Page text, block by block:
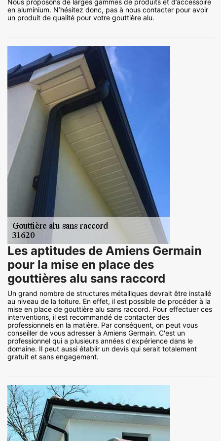
Nous proposons de larges gammes de produits et d’accessoire
en aluminium. N’hésitez donc, pas à nous contacter pour avoir
un produit de qualité pour votre gouttière alu.
Les aptitudes de Amiens Germain
pour la mise en place des
gouttières alu sans raccord
Un grand nombre de structures métalliques devrait être installé
au niveau de la toiture. En effet, il est possible de procéder à la
mise en place de gouttière alu sans raccord. Pour effectuer ces
interventions, il est recommandé de contacter des
professionnels en la matière. Par conséquent, on peut vous
conseiller de vous adresser à Amiens Germain. C'est un
professionnel qui a plusieurs années d'expérience dans le
domaine. Il peut aussi établir un devis qui serait totalement
gratuit et sans engagement.